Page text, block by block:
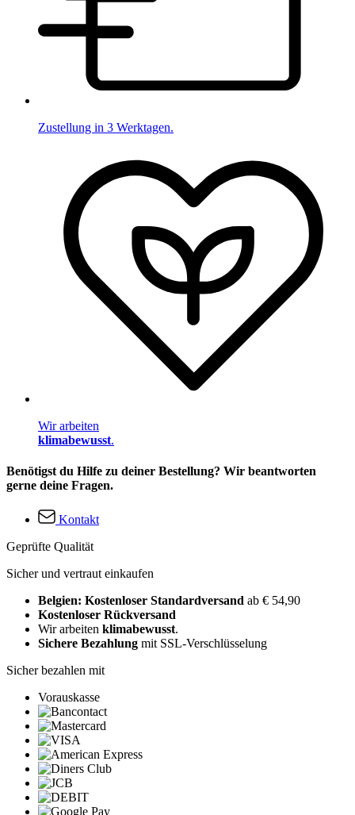
Zustellung in 3 Werktagen.
Wir arbeiten
klimabewusst.
Benötigst du Hilfe zu deiner Bestellung? Wir beantworten
gerne deine Fragen.
Kontakt
Geprüfte Qualität
Sicher und vertraut einkaufen
Belgien: Kostenloser Standardversand ab € 54,90
Kostenloser Rückversand
Wir arbeiten klimabewusst.
Sichere Bezahlung mit SSL-Verschlüsselung
Sicher bezahlen mit
Vorauskasse